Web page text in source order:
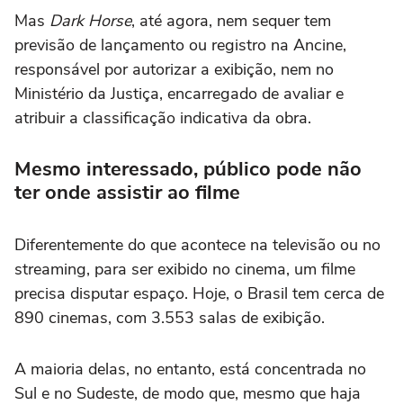
Mas Dark Horse, até agora, nem sequer tem
previsão de lançamento ou registro na Ancine,
responsável por autorizar a exibição, nem no
Ministério da Justiça, encarregado de avaliar e
atribuir a classificação indicativa da obra.
Mesmo interessado, público pode não
ter onde assistir ao filme
Diferentemente do que acontece na televisão ou no
streaming, para ser exibido no cinema, um filme
precisa disputar espaço. Hoje, o Brasil tem cerca de
890 cinemas, com 3.553 salas de exibição.
A maioria delas, no entanto, está concentrada no
Sul e no Sudeste, de modo que, mesmo que haja